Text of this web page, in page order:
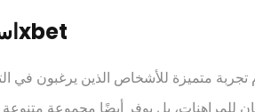
استكشاف المزيد عن 1xbet